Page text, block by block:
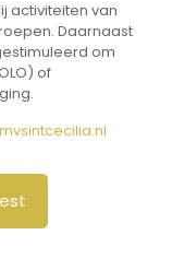
activiteiten van
Daarnaast
om
of